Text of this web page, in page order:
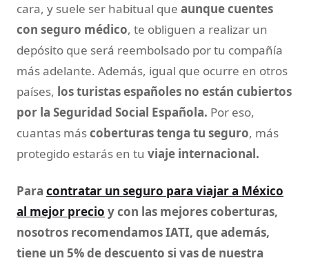
cara, y suele ser habitual que aunque cuentes
con seguro médico, te obliguen a realizar un
depósito que será reembolsado por tu compañía
más adelante. Además, igual que ocurre en otros
países, los turistas españoles no están cubiertos
por la Seguridad Social Española. Por eso,
cuantas máscoberturas tenga tu seguro, más
protegido estarás en tu viaje internacional.
Para contratar un seguro para viajar a México
al mejor precio y con las mejores coberturas,
nosotros recomendamos IATI, que además,
tiene un 5% de descuento si vas de nuestra